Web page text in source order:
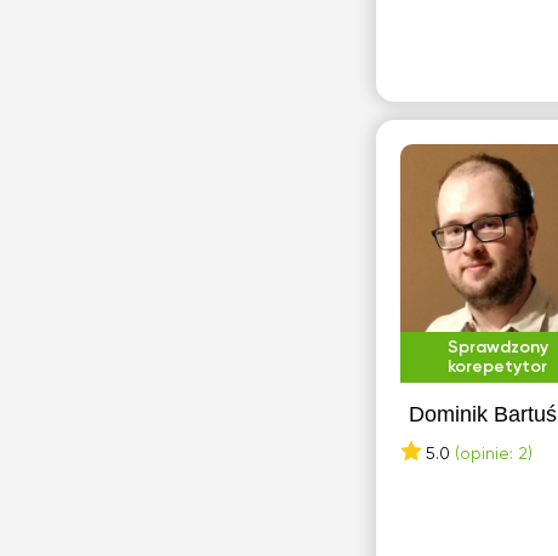
Sprawdzony
korepetytor
Dominik Bartuś
5.0 (opinie: 2)